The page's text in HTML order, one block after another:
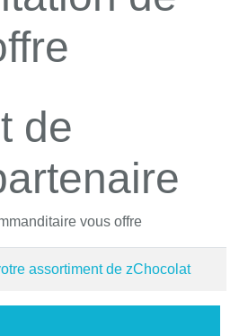
de
vous offre
assortiment de zChocolat